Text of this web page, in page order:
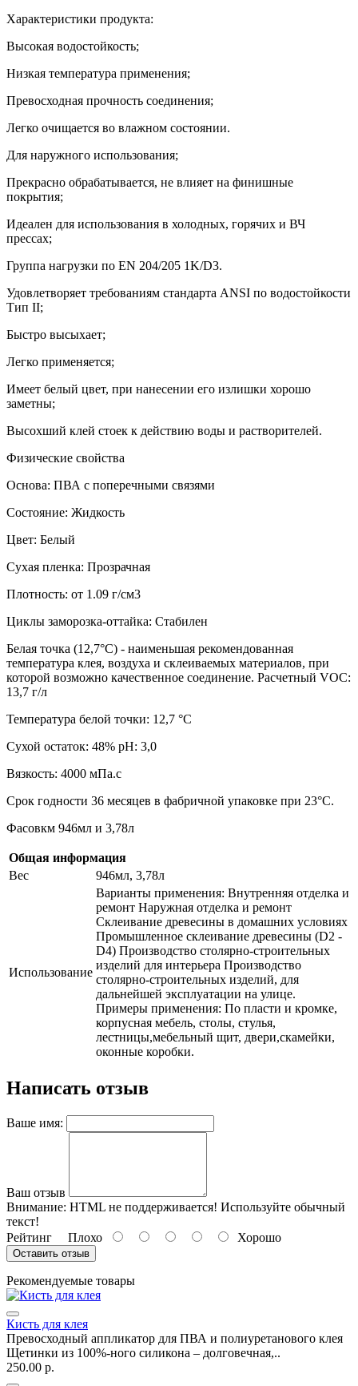
Характеристики продукта:
Высокая водостойкость;
Низкая температура применения;
Превосходная прочность соединения;
Легко очищается во влажном состоянии.
Для наружного использования;
Прекрасно обрабатывается, не влияет на финишные
покрытия;
Идеален для использования в холодных, горячих и ВЧ
прессах;
Группа нагрузки по EN 204/205 1K/D3.
Удовлетворяет требованиям стандарта ANSI по водостойкости
Тип II;
Быстро высыхает;
Легко применяется;
Имеет белый цвет, при нанесении его излишки хорошо
заметны;
Высохший клей стоек к действию воды и растворителей.
Физические свойства
Основа: ПВА с поперечными связями
Состояние: Жидкость
Цвет: Белый
Сухая пленка: Прозрачная
Плотность: от 1.09 г/см3
Циклы заморозка-оттайка: Стабилен
Белая точка (12,7°С) - наименьшая рекомендованная
температура клея, воздуха и склеиваемых материалов, при
которой возможно качественное соединение. Расчетный VOC:
13,7 г/л
Температура белой точки: 12,7 °С
Сухой остаток: 48% pH: 3,0
Вязкость: 4000 мПа.с
Срок годности 36 месяцев в фабричной упаковке при 23°С.
Фасовкм 946мл и 3,78л
Общая информация
Вес
946мл, 3,78л
Использование
Варианты применения: Внутренняя отделка и
ремонт Наружная отделка и ремонт
Склеивание древесины в домашних условиях
Промышленное склеивание древесины (D2 -
D4) Производство столярно-строительных
изделий для интерьера Производство
столярно-строительных изделий, для
дальнейшей эксплуатации на улице.
Примеры применения: По пласти и кромке,
корпусная мебель, столы, стулья,
лестницы,мебельный щит, двери,скамейки,
оконные коробки.
Написать отзыв
Ваше имя:
Ваш отзыв
Внимание: HTML не поддерживается! Используйте обычный
текст!
Рейтинг Плохо Хорошо
Оставить отзыв
Рекомендуемые товары
Кисть для клея
Превосходный аппликатор для ПВА и полиуретанового клея
Щетинки из 100%-ного силикона – долговечная,..
250.00 р.